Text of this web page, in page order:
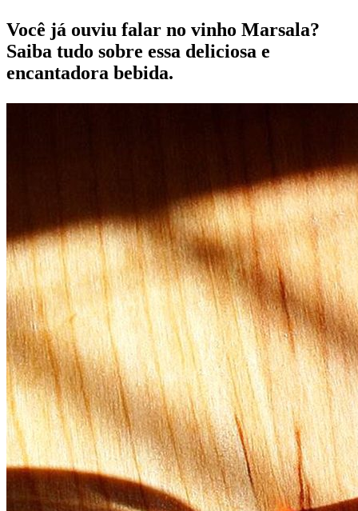
Você já ouviu falar no vinho Marsala?
Saiba tudo sobre essa deliciosa e
encantadora bebida.